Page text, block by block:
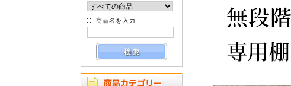
商品名を入力